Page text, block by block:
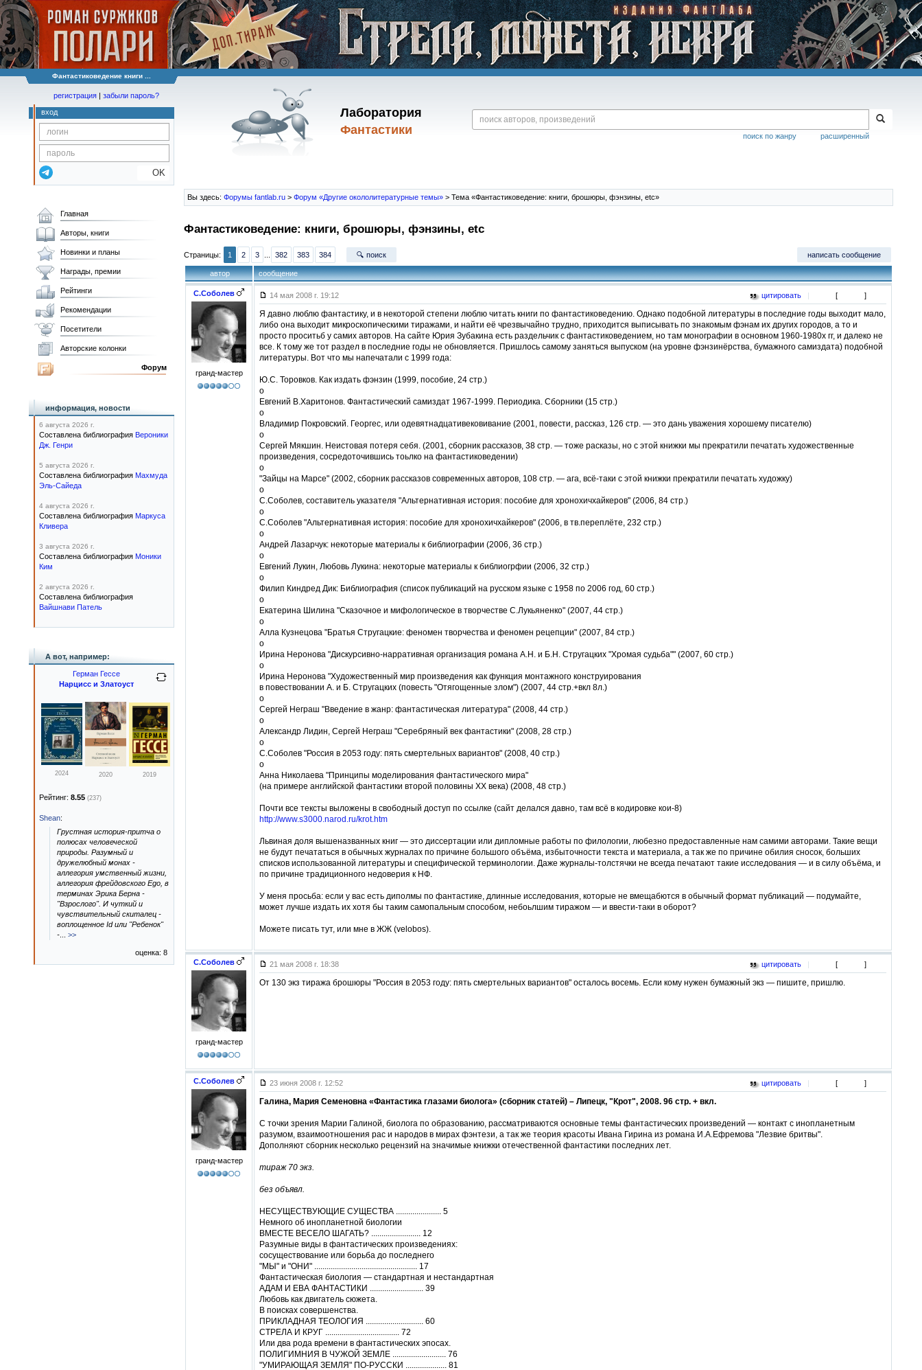
Фантастиковедение книги ...
Лаборатория
Фантастики
расширенный
поиск по жанру
регистрация | забыли пароль?
вход
OK
Вы здесь: Форумы fantlab.ru > Форум «Другие окололитературные темы» > Тема «Фантастиковедение: книги, брошюры, фэнзины, etc»
Фантастиковедение: книги, брошюры, фэнзины, etc
Страницы: 1 2 3 382 383 384 🔍 поиск написать сообщение
автор сообщение
С.Соболев
гранд-мастер
14 мая 2008 г. 19:12 цитировать [ ]
Я давно люблю фантастику, и в некоторой степени люблю читать книги по фантастиковедению. Однако подобной литературы в последние годы выходит мало,
либо она выходит микроскопическими тиражами, и найти её чрезвычайно трудно, приходится выписывать по знакомым фэнам их других городов, а то и
просто проситьб у самих авторов. На сайте Юрия Зубакина есть раздельчик с фантастиковедением, но там монографии в основном 1960-1980х гг, и далеко не
все. К тому же тот раздел в последние годы не обновляется. Пришлось самому заняться выпуском (на уровне фэнзинёрства, бумажного самиздата) подобной
литературы. Вот что мы напечатали с 1999 года:
Ю.С. Торовков. Как издать фэнзин (1999, пособие, 24 стр.)
o
Евгений В.Харитонов. Фантастический самиздат 1967-1999. Периодика. Сборники (15 стр.)
o
Владимир Покровский. Георгес, или одевятнадцативековивание (2001, повести, рассказ, 126 стр. — это дань уважения хорошему писателю)
o
Сергей Мякшин. Неистовая потеря себя. (2001, сборник рассказов, 38 стр. — тоже расказы, но с этой книжки мы прекратили печатать художественные
произведения, сосредоточившись тоьлко на фантастиковедении)
o
"Зайцы на Марсе" (2002, сборник рассказов современных авторов, 108 стр. — ага, всё-таки с этой книжки прекратили печатать художку)
o
С.Соболев, составитель указателя "Альтернативная история: пособие для хронохичхайкеров" (2006, 84 стр.)
o
С.Соболев "Альтернативная история: пособие для хронохичхайкеров" (2006, в тв.переплёте, 232 стр.)
o
Андрей Лазарчук: некоторые материалы к библиографии (2006, 36 стр.)
o
Евгений Лукин, Любовь Лукина: некоторые материалы к библиогрфии (2006, 32 стр.)
o
Филип Киндред Дик: Библиография (список публикаций на русском языке с 1958 по 2006 год, 60 стр.)
o
Екатерина Шилина "Сказочное и мифологическое в творчестве С.Лукьяненко" (2007, 44 стр.)
о
Алла Кузнецова "Братья Стругацкие: феномен творчества и феномен рецепции" (2007, 84 стр.)
о
Ирина Неронова "Дискурсивно-нарративная организация романа А.Н. и Б.Н. Стругацких "Хромая судьба"" (2007, 60 стр.)
о
Ирина Неронова "Художественный мир произведения как функция монтажного конструирования
в повествовании А. и Б. Стругацких (повесть "Отягощенные злом") (2007, 44 стр.+вкл 8л.)
о
Сергей Неграш "Введение в жанр: фантастическая литература" (2008, 44 стр.)
о
Александр Лидин, Сергей Неграш "Серебряный век фантастики" (2008, 28 стр.)
о
С.Соболев "Россия в 2053 году: пять смертельных вариантов" (2008, 40 стр.)
о
Анна Николаева "Принципы моделирования фантастического мира"
(на примере английской фантастики второй половины ХХ века) (2008, 48 стр.)
Почти все тексты выложены в свободный доступ по ссылке (сайт делался давно, там всё в кодировке кои-8)
http://www.s3000.narod.ru/krot.htm
Львиная доля вышеназванных книг — это диссертации или дипломные работы по филологии, любезно предоставленные нам самими авторами. Такие вещи
не будут печататься в обычных журналах по причине большого объёма, избыточности текста и материала, а так же по причине обилия сносок, больших
списков использованной литературы и специфической терминологии. Даже журналы-толстячки не всегда печатают такие исследования — и в силу объёма, и
по причине традиционного недоверия к НФ.
У меня просьба: если у вас есть диполмы по фантастике, длинные исследования, которые не вмещабются в обычный формат публикаций — подумайте,
может лучше издать их хотя бы таким самопальным способом, небоьлшим тиражом — и ввести-таки в оборот?
Можете писать тут, или мне в ЖЖ (velobos).
С.Соболев
гранд-мастер
21 мая 2008 г. 18:38 цитировать [ ]
От 130 экз тиража брошюры "Россия в 2053 году: пять смертельных вариантов" осталось восемь. Если кому нужен бумажный экз — пишите, пришлю.
С.Соболев
гранд-мастер
23 июня 2008 г. 12:52 цитировать [ ]
Галина, Мария Семеновна «Фантастика глазами биолога» (сборник статей) – Липецк, "Крот", 2008. 96 стр. + вкл.
С точки зрения Марии Галиной, биолога по образованию, рассматриваются основные темы фантастических произведений — контакт с инопланетным
разумом, взаимоотношения рас и народов в мирах фэнтези, а так же теория красоты Ивана Гирина из романа И.А.Ефремова "Лезвие бритвы".
Дополняют сборник несколько рецензий на значимые книжки отечественной фантастики последних лет.
тираж 70 экз.
без объявл.
НЕСУЩЕСТВУЮЩИЕ СУЩЕСТВА ...................... 5
Немного об инопланетной биологии
ВМЕСТЕ ВЕСЕЛО ШАГАТЬ? ........................ 12
Разумные виды в фантастических произведениях:
сосуществование или борьба до последнего
"МЫ" и "ОНИ" .................................................. 17
Фантастическая биология — стандартная и нестандартная
АДАМ И ЕВА ФАНТАСТИКИ .......................... 39
Любовь как двигатель сюжета.
В поисках совершенства.
ПРИКЛАДНАЯ ТЕОЛОГИЯ ............................ 60
СТРЕЛА И КРУГ .................................... 72
Или два рода времени в фантастических эпосах.
ПОЛИГИМНИЯ В ЧУЖОЙ ЗЕМЛЕ .......................... 76
"УМИРАЮЩАЯ ЗЕМЛЯ" ПО-РУССКИ .................... 81
Главная
Авторы, книги
Новинки и планы
Награды, премии
Рейтинги
Рекомендации
Посетители
Авторские колонки
Форум
информация, новости
6 августа 2026 г.
Составлена библиография Вероники
Дж. Генри
5 августа 2026 г.
Составлена библиография Махмуда
Эль-Сайеда
4 августа 2026 г.
Составлена библиография Маркуса
Кливера
3 августа 2026 г.
Составлена библиография Моники
Ким
2 августа 2026 г.
Составлена библиография
Вайшнави Патель
А вот, например:
Герман Гессе
Нарцисс и Златоуст
2024 2020 2019
Рейтинг: 8.55 (237)
Shean:
Грустная история-притча о
полюсах человеческой
природы. Разумный и
дружелюбный монах -
аллегория умственный жизни,
аллегория фрейдовского Ego, в
терминах Эрика Берна -
"Взрослого". И чуткий и
чувствительный скиталец -
воплощенное Id или "Ребенок"
-
>>
оценка: 8